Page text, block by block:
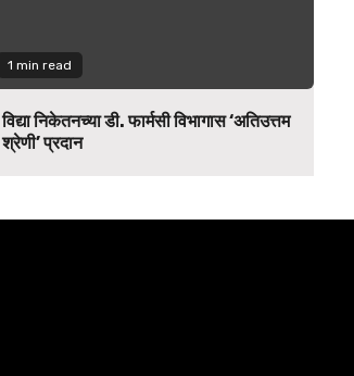
1 min read
विद्या निकेतनच्या डी. फार्मसी विभागास ‘अतिउत्तम
श्रेणी’ प्रदान